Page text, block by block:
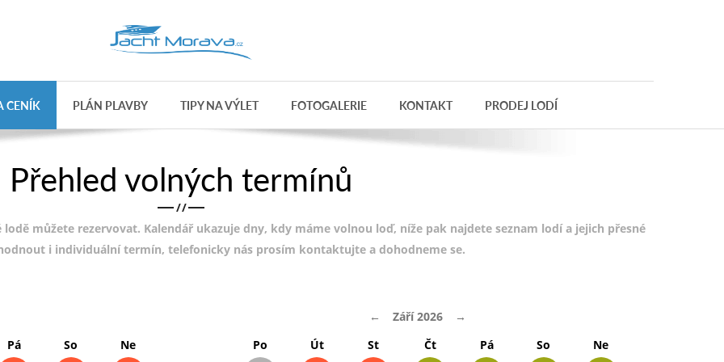
CENÍK PLÁN PLAVBY TIPY NA VÝLET FOTOGALERIE KONTAKT PRODEJ LODÍ
Přehled volných termínů
/ /
můžete rezervovat. Kalendář ukazuje dny, kdy máme volnou loď, níže pak najdete seznam lodí a jejich přesné
i individuální termín, telefonicky nás prosím kontaktujte a dohodneme se.
Pá So Ne
← Září 2026
→
Po
Út St Čt Pá So Ne